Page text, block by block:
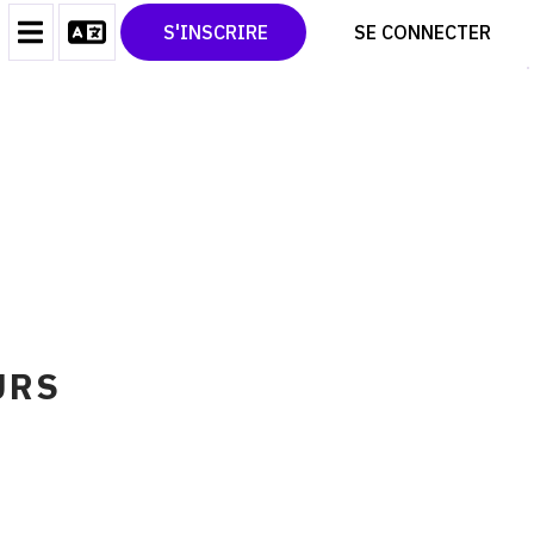
S'INSCRIRE SE CONNECTER
CONTACT
CGU
TWITTER
PINTEREST